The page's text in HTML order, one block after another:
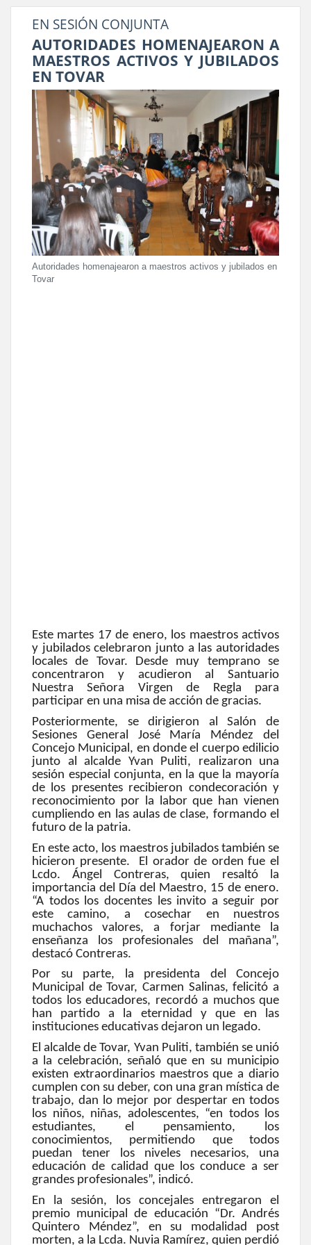
EN SESIÓN CONJUNTA
AUTORIDADES HOMENAJEARON A
MAESTROS ACTIVOS Y JUBILADOS
EN TOVAR
Autoridades homenajearon a maestros activos y jubilados en
Tovar
Este martes 17 de enero, los maestros activos
y jubilados celebraron junto a las autoridades
locales de Tovar. Desde muy temprano se
concentraron y acudieron al Santuario
Nuestra Señora Virgen de Regla para
participar en una misa de acción de gracias.
Posteriormente, se dirigieron al Salón de
Sesiones General José María Méndez del
Concejo Municipal, en donde el cuerpo edilicio
junto al alcalde Yvan Puliti, realizaron una
sesión especial conjunta, en la que la mayoría
de los presentes recibieron condecoración y
reconocimiento por la labor que han vienen
cumpliendo en las aulas de clase, formando el
futuro de la patria.
En este acto, los maestros jubilados también se
hicieron presente. El orador de orden fue el
Lcdo. Ángel Contreras, quien resaltó la
importancia del Día del Maestro, 15 de enero.
“A todos los docentes les invito a seguir por
este camino, a cosechar en nuestros
muchachos valores, a forjar mediante la
enseñanza los profesionales del mañana”,
destacó Contreras.
Por su parte, la presidenta del Concejo
Municipal de Tovar, Carmen Salinas, felicitó a
todos los educadores, recordó a muchos que
han partido a la eternidad y que en las
instituciones educativas dejaron un legado.
El alcalde de Tovar, Yvan Puliti, también se unió
a la celebración, señaló que en su municipio
existen extraordinarios maestros que a diario
cumplen con su deber, con una gran mística de
trabajo, dan lo mejor por despertar en todos
los niños, niñas, adolescentes, “en todos los
estudiantes, el pensamiento, los
conocimientos, permitiendo que todos
puedan tener los niveles necesarios, una
educación de calidad que los conduce a ser
grandes profesionales”, indicó.
En la sesión, los concejales entregaron el
premio municipal de educación “Dr. Andrés
Quintero Méndez”, en su modalidad post
morten, a la Lcda. Nuvia Ramírez, quien perdió